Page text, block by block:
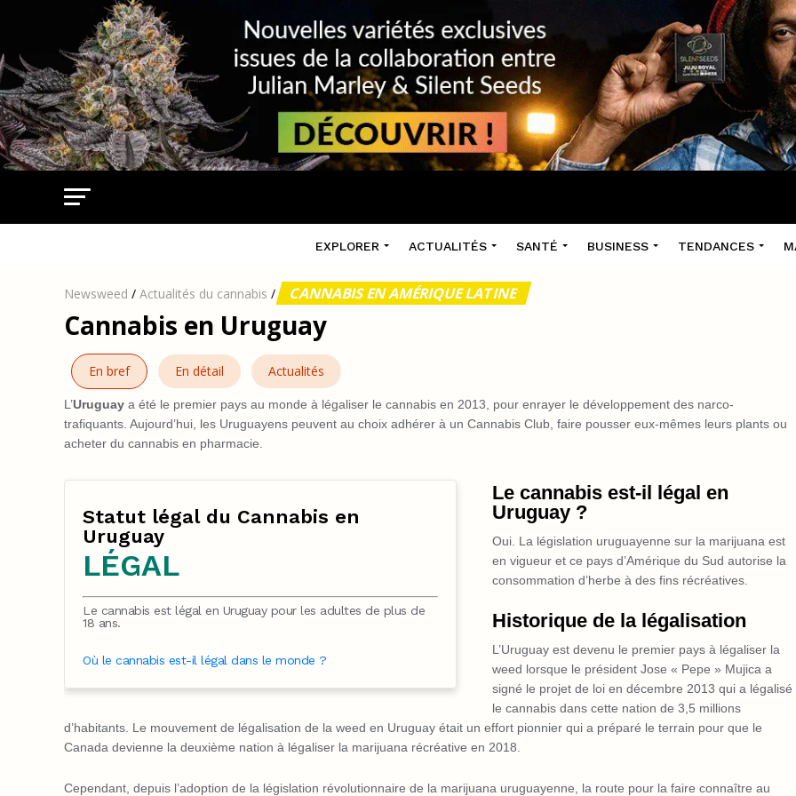
EXPLORER ACTUALITÉS SANTÉ BUSINESS TENDANCES
Newsweed / Actualités du cannabis / CANNABIS EN AMÉRIQUE LATINE
Cannabis en Uruguay
En bref En détail Actualités
L’Uruguay a été le premier pays au monde à légaliser le cannabis en 2013, pour enrayer le développement des narco-
trafiquants. Aujourd’hui, les Uruguayens peuvent au choix adhérer à un Cannabis Club, faire pousser eux-mêmes leurs plants ou
acheter du cannabis en pharmacie.
Statut légal du Cannabis en
Uruguay
LÉGAL
Le cannabis est légal en Uruguay pour les adultes de plus de
18 ans.
Où le cannabis est-il légal dans le monde ?
Le cannabis est-il légal en
Uruguay ?
Oui. La législation uruguayenne sur la marijuana est
en vigueur et ce pays d’Amérique du Sud autorise la
consommation d’herbe à des fins récréatives.
Historique de la légalisation
L’Uruguay est devenu le premier pays à légaliser la
weed lorsque le président Jose « Pepe » Mujica a
signé le projet de loi en décembre 2013 qui a légalisé
le cannabis dans cette nation de 3,5 millions
d’habitants. Le mouvement de légalisation de la weed en Uruguay était un effort pionnier qui a préparé le terrain pour que le
Canada devienne la deuxième nation à légaliser la marijuana récréative en 2018.
Cependant, depuis l’adoption de la législation révolutionnaire de la marijuana uruguayenne, la route pour la faire connaître au